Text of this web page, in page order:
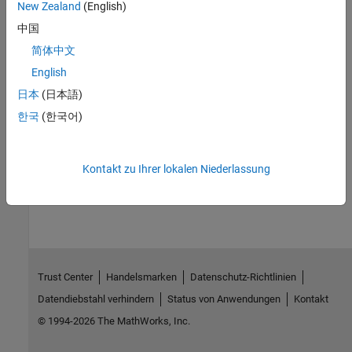
S-function.
See Also
ssSetDWorkRTWIdentifier
Version History
How useful was this information?
New Zealand (English)
中国
简体中文
English
日本 (日本語)
한국 (한국어)
Kontakt zu Ihrer lokalen Niederlassung
Trust Center Handelsmarken
Datenschutz-Richtlinien
Datendiebstahl verhindern
Status von Anwendungen
Kontakt
© 1994-2026 The MathWorks, Inc.